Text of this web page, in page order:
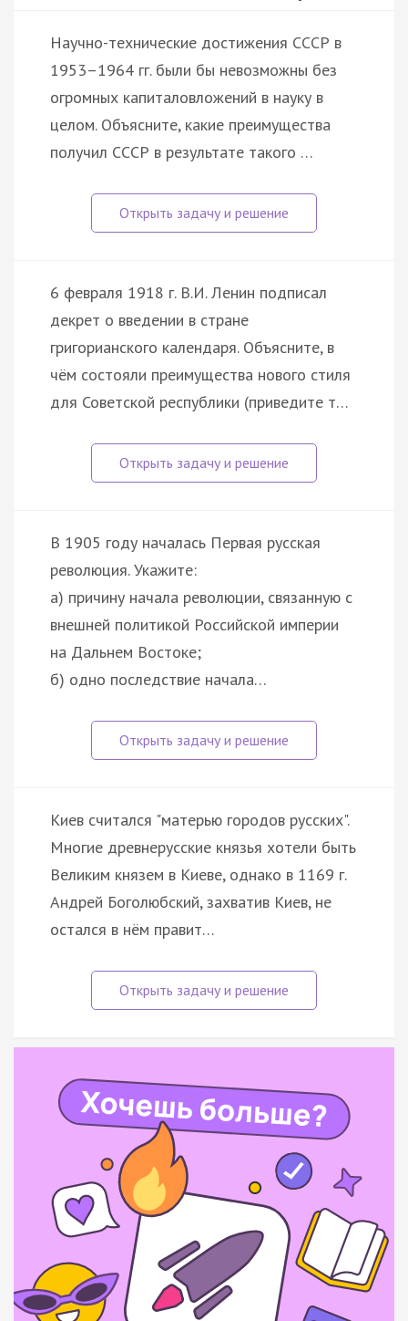
Научно-технические достижения СССР в
1953–1964 гг. были бы невозможны без
огромных капиталовложений в науку в
целом. Объясните, какие преимущества
получил СССР в результате такого …
6 февраля 1918 г. В.И. Ленин подписал
декрет о введении в стране
григорианского календаря. Объясните, в
чём состояли преимущества нового стиля
для Советской республики (приведите т…
В 1905 году началась Первая русская
революция. Укажите:
а) причину начала революции, связанную с
внешней политикой Российской империи
на Дальнем Востоке;
б) одно последствие начала…
Киев считался "матерью городов русских".
Многие древнерусские князья хотели быть
Великим князем в Киеве, однако в 1169 г.
Андрей Боголюбский, захватив Киев, не
остался в нём правит…